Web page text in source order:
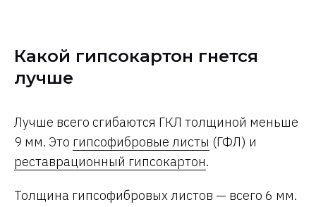
Какой гипсокартон гнется
лучше
Лучше всего сгибаются ГКЛ толщиной меньше
9 мм. Это гипсофибровые листы (ГФЛ) и
реставрационный гипсокартон.
Толщина гипсофибровых листов — всего 6 мм.